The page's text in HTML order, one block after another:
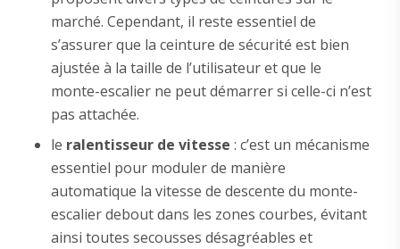
marché. Cependant, il reste essentiel de
s’assurer que la ceinture de sécurité est bien
ajustée à la taille de l’utilisateur et que le
monte-escalier ne peut démarrer si celle-ci n’est
pas attachée.
le ralentisseur de vitesse : c’est un mécanisme
essentiel pour moduler de manière
automatique la vitesse de descente du monte-
escalier debout dans les zones courbes, évitant
ainsi toutes secousses désagréables et